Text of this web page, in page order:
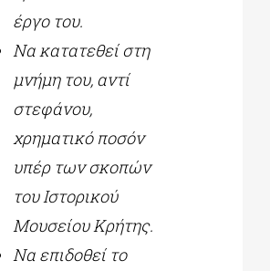
έργο του.
Να κατατεθεί στη
μνήμη του, αντί
στεφάνου,
χρηματικό ποσόν
υπέρ των σκοπών
του Ιστορικού
Μουσείου Κρήτης.
Να επιδοθεί το